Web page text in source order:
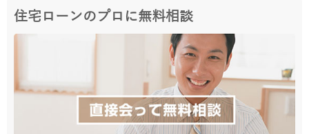
住宅ローンのプロに無料相談